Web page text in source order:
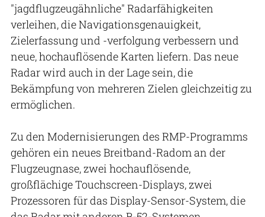
"jagdflugzeugähnliche" Radarfähigkeiten
verleihen, die Navigationsgenauigkeit,
Zielerfassung und -verfolgung verbessern und
neue, hochauflösende Karten liefern. Das neue
Radar wird auch in der Lage sein, die
Bekämpfung von mehreren Zielen gleichzeitig zu
ermöglichen.
Zu den Modernisierungen des RMP-Programms
gehören ein neues Breitband-Radom an der
Flugzeugnase, zwei hochauflösende,
großflächige Touchscreen-Displays, zwei
Prozessoren für das Display-Sensor-System, die